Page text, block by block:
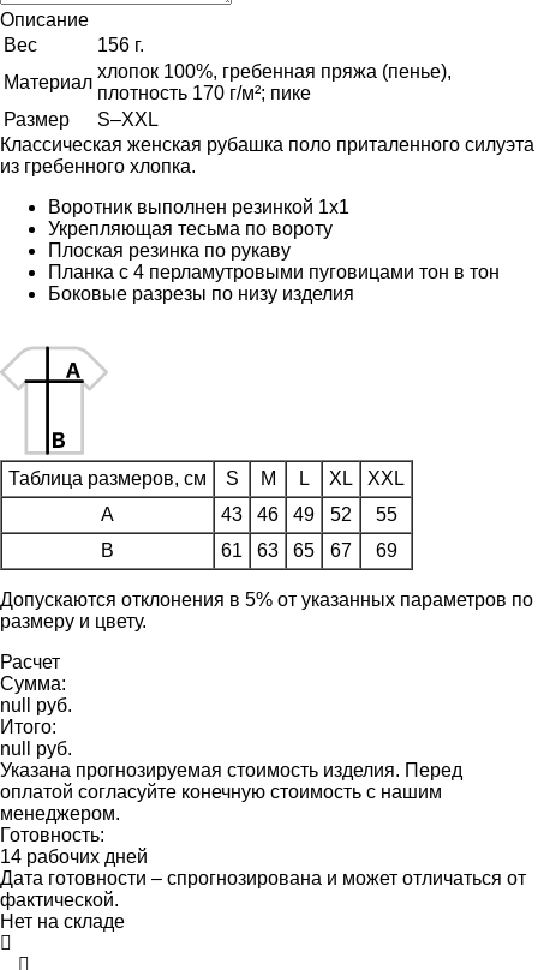
Описание
Вес
156 г.
Материал
хлопок 100%, гребенная пряжа (пенье),
плотность 170 г/м²; пике
Размер
S–XXL
Классическая женская рубашка поло приталенного силуэта
из гребенного хлопка.
Воротник выполнен резинкой 1х1
Укрепляющая тесьма по вороту
Плоская резинка по рукаву
Планка с 4 перламутровыми пуговицами тон в тон
Боковые разрезы по низу изделия
Таблица размеров, см S M L XL
XXL
A
43 46 49 52
55
B
61 63 65 67 69
Допускаются отклонения в 5% от указанных параметров по
размеру и цвету.
Расчет
Сумма:
null руб.
Итого:
null руб.
Указана прогнозируемая стоимость изделия. Перед
оплатой согласуйте конечную стоимость с нашим
менеджером.
Готовность:
14 рабочих дней
Дата готовности – спрогнозирована и может отличаться от
фактической.
Нет на складе